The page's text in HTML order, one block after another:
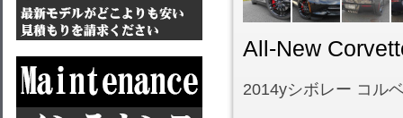
All-New
2014yシボレー コル